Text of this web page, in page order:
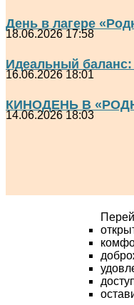
День в лагере
18.06.2026 17:58
Идеальный
16.06.2026 18:01
КИНОДЕНЬ В
14.06.2026 18:03